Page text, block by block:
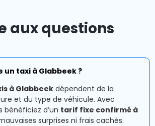
aux questions
un taxi à Glabbeek ?
à Glabbeek dépendent de la
et du type de véhicule. Avec
bénéficiez d’un tarif fixe confirmé à
surprises ni frais cachés.